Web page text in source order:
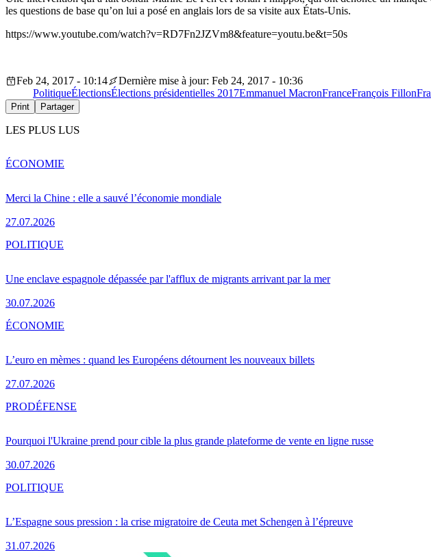
les questions de base qu’on lui a posé en anglais lors de sa visite aux États-Unis.
https://www.youtube.com/watch?v=RD7Fn2JZVm8&feature=youtu.be&t=50s
Feb 24, 2017 - 10:14
Dernière mise à jour: Feb 24, 2017 - 10:36
PolitiqueÉlectionsÉlections présidentielles 2017Emmanuel MacronFranceFrançois Fillon
Print Partager
LES PLUS LUS
Merci la Chine : elle a sauvé l’économie mondiale
27.07.2026
ÉCONOMIE
Une enclave espagnole dépassée par l'afflux de migrants arrivant par la mer
30.07.2026
POLITIQUE
L’euro en mèmes : quand les Européens détournent les nouveaux billets
27.07.2026
ÉCONOMIE
Pourquoi l'Ukraine prend pour cible la plus grande plateforme de vente en ligne russe
30.07.2026
PRODÉFENSE
L’Espagne sous pression : la crise migratoire de Ceuta met Schengen à l’épreuve
31.07.2026
POLITIQUE